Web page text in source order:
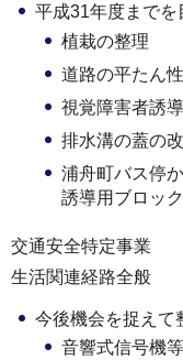
平成31年度まで
植栽の整理
道路の平たん
視覚障害者誘
排水溝の蓋の
浦舟町バス停
誘導用ブロッ
交通安全特定事業
生活関連経路全般
今後機会を捉えて
音響式信号機